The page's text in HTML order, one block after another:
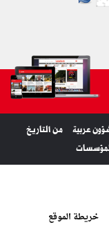
عربية
من التاريخ
خريطة الموقع